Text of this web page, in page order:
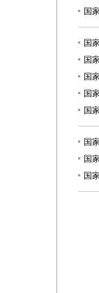
国
国
国
国
国
国
国
国
国